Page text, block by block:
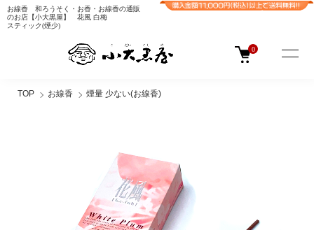
お線香 和ろうそく・お香・お線香の通販
のお店【小大黒屋】 花風 白梅
スティック(煙少)
0
TOP お線香 煙量 少ない(お線香)